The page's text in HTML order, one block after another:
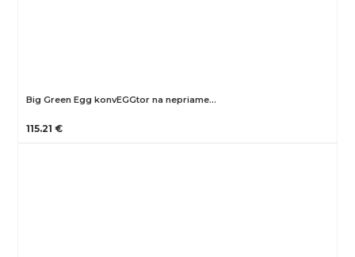
Big Green Egg konvEGGtor na nepriame…
115.21 €